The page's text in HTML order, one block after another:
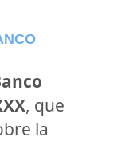
, que
la